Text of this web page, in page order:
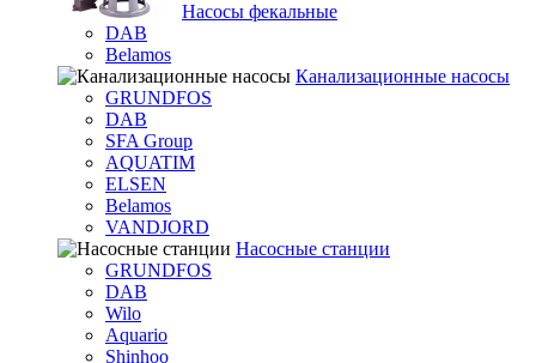
Насосы фекальные
DAB
Belamos
Канализационные насосы
GRUNDFOS
DAB
SFA Group
AQUATIM
ELSEN
Belamos
VANDJORD
Насосные станции
GRUNDFOS
DAB
Wilo
Aquario
Shinhoo